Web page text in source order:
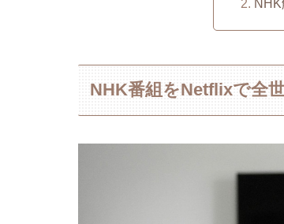
NHK番組をNetflixで全